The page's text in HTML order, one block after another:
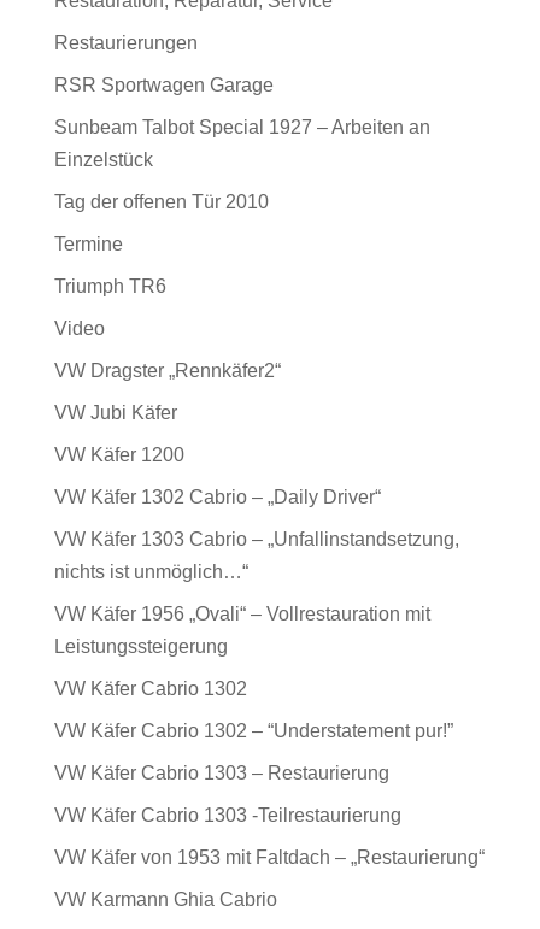
Restaurierungen
RSR Sportwagen Garage
Sunbeam Talbot Special 1927 – Arbeiten an
Einzelstück
Tag der offenen Tür 2010
Termine
Triumph TR6
Video
VW Dragster „Rennkäfer2“
VW Jubi Käfer
VW Käfer 1200
VW Käfer 1302 Cabrio – „Daily Driver“
VW Käfer 1303 Cabrio – „Unfallinstandsetzung,
nichts ist unmöglich…“
VW Käfer 1956 „Ovali“ – Vollrestauration mit
Leistungssteigerung
VW Käfer Cabrio 1302
VW Käfer Cabrio 1302 – “Understatement pur!”
VW Käfer Cabrio 1303 – Restaurierung
VW Käfer Cabrio 1303 -Teilrestaurierung
VW Käfer von 1953 mit Faltdach – „Restaurierung“
VW Karmann Ghia Cabrio